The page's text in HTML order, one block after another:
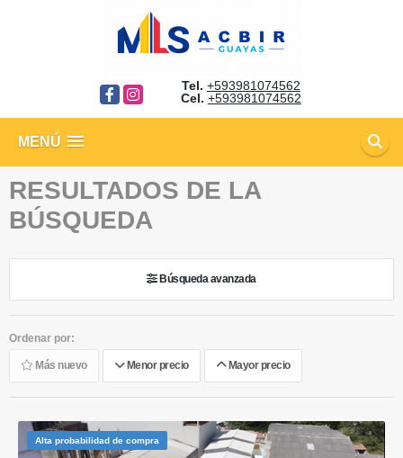
FacebookInstagram
Tel. +593981074562
Cel. +593981074562
MENÚ
RESULTADOS DE LA
BÚSQUEDA
Búsqueda avanzada
Ordenar por:
Más nuevo Menor precio Mayor precio
Alta probabilidad de compra